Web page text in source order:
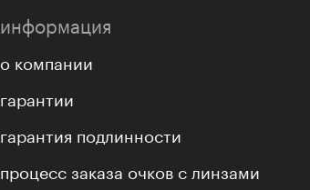
информация
о компании
гарантии
гарантия подлинности
процесс заказа очков с линзами